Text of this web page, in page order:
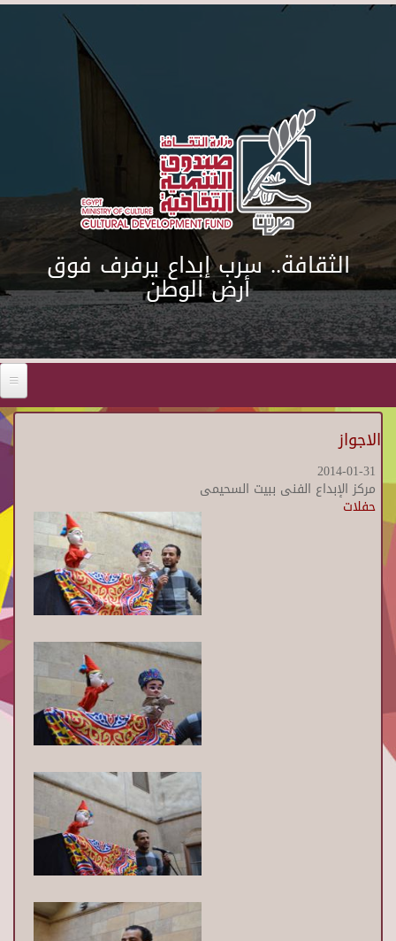
Skip to main content
الثقافة.. سرب إبداع يرفرف فوق
أرض الوطن
الاجواز
2014-01-31
مركز الإبداع الفنى ببيت السحيمى
حفلات